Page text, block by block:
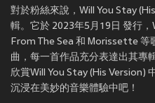
對於粉絲來說，Will You Stay
輯。它於 2023年5月19日 發行
From The Sea 和 Morissette 等
曲，每一首作品充分表達出其專
欣賞Will You Stay (His Version)
沉浸在美妙的音樂體驗中吧！